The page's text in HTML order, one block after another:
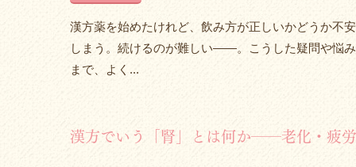
漢方薬を始めたけれど、飲み方が正しいかどうか不
しまう。続けるのが難しい——。こうした疑問や悩
まで、よく...
漢方でいう「腎」とは何か――老化・疲